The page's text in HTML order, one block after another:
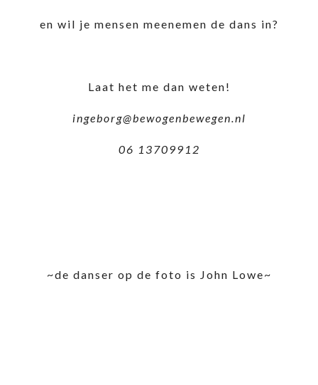
en wil je mensen meenemen de dans in?
Laat het me dan weten!
ingeborg@bewogenbewegen.nl
06 13709912
~de danser op de foto is John Lowe~